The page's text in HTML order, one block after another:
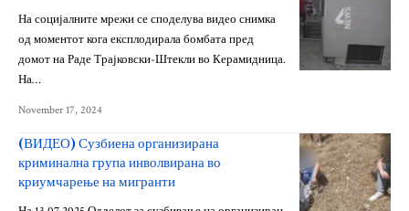
На социјалните мрежи се споделува видео снимка
од моментот кога експлодирала бомбата пред
домот на Раде Трајковски-Штекли во Керамидница.
На…
November 17, 2024
(ВИДЕО) Сузбиена организирана
криминална група инволвирана во
криумчарење на мигранти